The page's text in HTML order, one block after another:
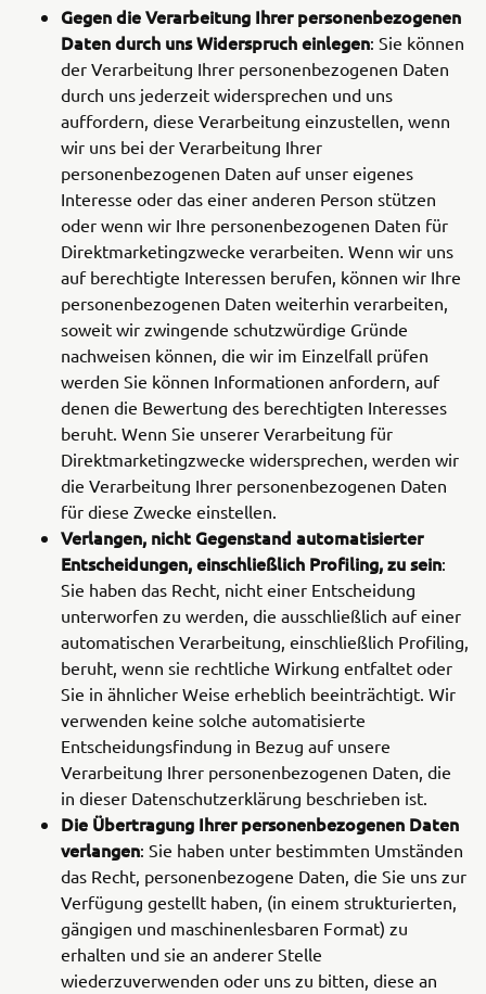
Gegen die Verarbeitung Ihrer personenbezogenen
Daten durch uns Widerspruch einlegen: Sie können
der Verarbeitung Ihrer personenbezogenen Daten
durch uns jederzeit widersprechen und uns
auffordern, diese Verarbeitung einzustellen, wenn
wir uns bei der Verarbeitung Ihrer
personenbezogenen Daten auf unser eigenes
Interesse oder das einer anderen Person stützen
oder wenn wir Ihre personenbezogenen Daten für
Direktmarketingzwecke verarbeiten. Wenn wir uns
auf berechtigte Interessen berufen, können wir Ihre
personenbezogenen Daten weiterhin verarbeiten,
soweit wir zwingende schutzwürdige Gründe
nachweisen können, die wir im Einzelfall prüfen
werden Sie können Informationen anfordern, auf
denen die Bewertung des berechtigten Interesses
beruht. Wenn Sie unserer Verarbeitung für
Direktmarketingzwecke widersprechen, werden wir
die Verarbeitung Ihrer personenbezogenen Daten
für diese Zwecke einstellen.
Verlangen, nicht Gegenstand automatisierter
Entscheidungen, einschließlich Profiling, zu sein:
Sie haben das Recht, nicht einer Entscheidung
unterworfen zu werden, die ausschließlich auf einer
automatischen Verarbeitung, einschließlich Profiling,
beruht, wenn sie rechtliche Wirkung entfaltet oder
Sie in ähnlicher Weise erheblich beeinträchtigt. Wir
verwenden keine solche automatisierte
Entscheidungsfindung in Bezug auf unsere
Verarbeitung Ihrer personenbezogenen Daten, die
in dieser Datenschutzerklärung beschrieben ist.
Die Übertragung Ihrer personenbezogenen Daten
verlangen: Sie haben unter bestimmten Umständen
das Recht, personenbezogene Daten, die Sie uns zur
Verfügung gestellt haben, (in einem strukturierten,
gängigen und maschinenlesbaren Format) zu
erhalten und sie an anderer Stelle
wiederzuverwenden oder uns zu bitten, diese an